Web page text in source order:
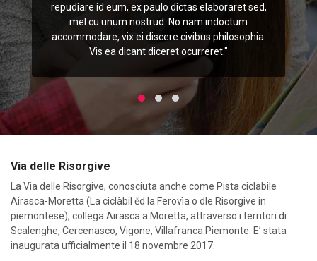
repudiare id eum, ex paulo dictas elaboraret sed,
mel cu unum nostrud. No nam indoctum
accommodare, vix ei discere civibus philosophia.
Vis ea dicant diceret ocurreret."
Via delle Risorgive
La Via delle Risorgive, conosciuta anche come Pista ciclabile
Airasca-Moretta (La ciclàbil ĕd la Ferovìa o dle Risorgive in
piemontese), collega Airasca a Moretta, attraverso i territori di
Scalenghe, Cercenasco, Vigone, Villafranca Piemonte. E’ stata
inaugurata ufficialmente il 18 novembre 2017.